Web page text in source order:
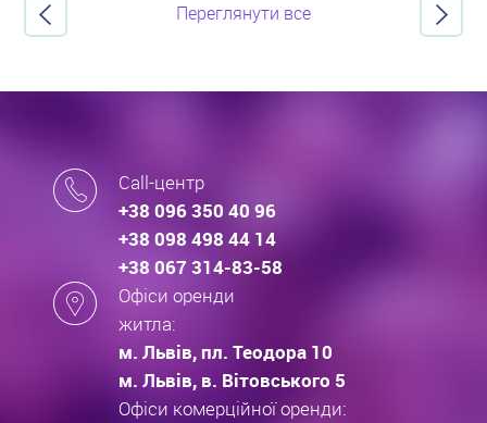
Переглянути все
Call-центр
+38 096 350 40 96
+38 098 498 44 14
+38 067 314-83-58
Офіси оренди
житла:
м. Львів, пл. Теодора 10
м. Львів, в. Вітовського 5
Офіси комерційної оренди: